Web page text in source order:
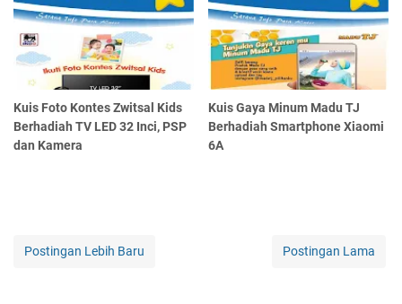
Kuis Foto Kontes Zwitsal Kids
Berhadiah TV LED 32 Inci, PSP
dan Kamera
Kuis Gaya Minum Madu TJ
Berhadiah Smartphone Xiaomi
6A
Postingan Lebih Baru Postingan Lama